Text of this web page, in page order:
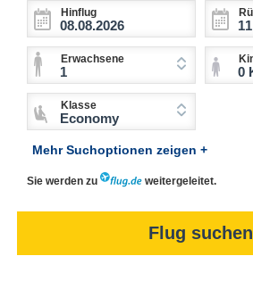
Hinflug
Erwachsene
1 0
Klasse
Economy
Mehr Suchoptionen zeigen +
Sie werden zu weitergeleitet.
Flug suchen